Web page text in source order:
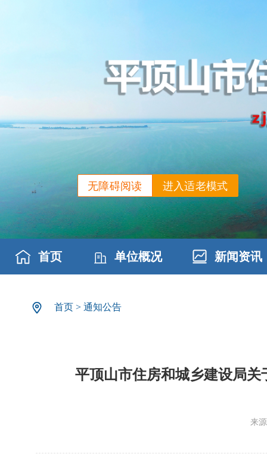
进入适老模式
无障碍阅读
首页 单位概况 新闻资讯
首页 > 通知公告
平顶山市住房和城乡建设局关
来